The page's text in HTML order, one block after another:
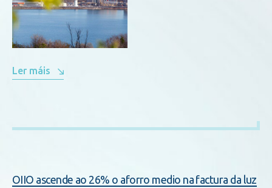
Ler máis
OIIO ascende ao 26% o aforro medio na factura da luz